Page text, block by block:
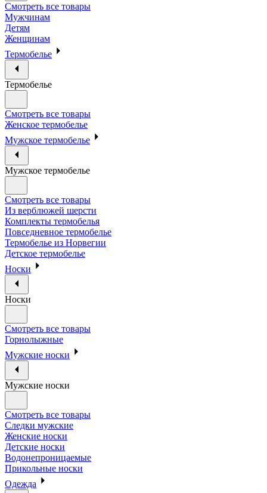
Смотреть все товары
Мужчинам
Детям
Женщинам
Термобелье
Термобелье
Смотреть все товары
Женское термобелье
Мужское термобелье
Мужское термобелье
Смотреть все товары
Из верблюжей шерсти
Комплекты термобелья
Повседневное термобелье
Термобелье из Норвегии
Детское термобелье
Носки
Носки
Смотреть все товары
Горнолыжные
Мужские носки
Мужские носки
Смотреть все товары
Следки мужские
Женские носки
Детские носки
Водонепроницаемые
Прикольные носки
Одежда